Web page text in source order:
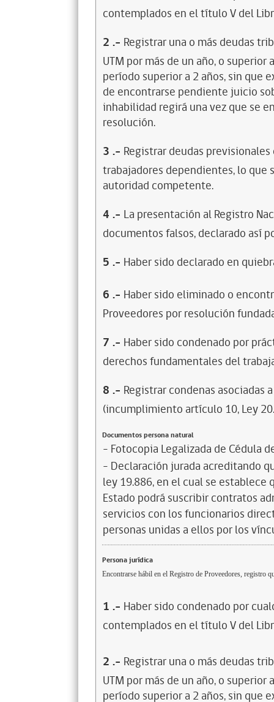
contemplados en el título V del
2 .- Registrar una o más deudas
UTM por más de un año, o
período superior a 2 años, sin que
de encontrarse pendiente juicio
inhabilidad regirá una vez que se
resolución.
3 .- Registrar deudas
trabajadores dependientes, lo
autoridad competente.
4 .- La presentación al Registro
documentos falsos, declarado así
5 .- Haber sido declarado en
6 .- Haber sido eliminado o
Proveedores por resolución
7 .- Haber sido condenado por
derechos fundamentales del
8 .- Registrar condenas asociadas
(incumplimiento artículo 10, Ley
Documentos persona natural
- Fotocopia Legalizada de Cédula
- Declaración jurada acreditando
ley 19.886, en el cual se
Estado podrá suscribir contratos
servicios con los funcionarios
personas unidas a ellos por los
Persona jurídica
Encontrarse hábil en el Registro de Proveedores, registro
1 .- Haber sido condenado por
contemplados en el título V del
2 .- Registrar una o más deudas
UTM por más de un año, o
período superior a 2 años, sin que